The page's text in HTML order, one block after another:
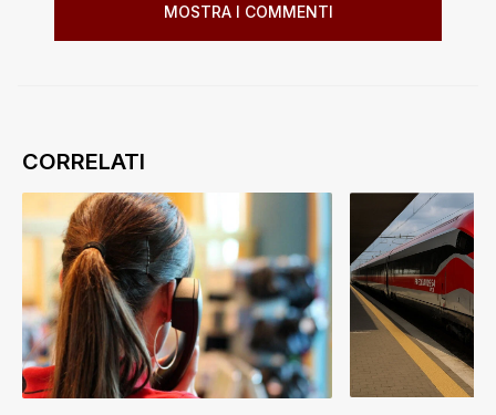
MOSTRA I COMMENTI